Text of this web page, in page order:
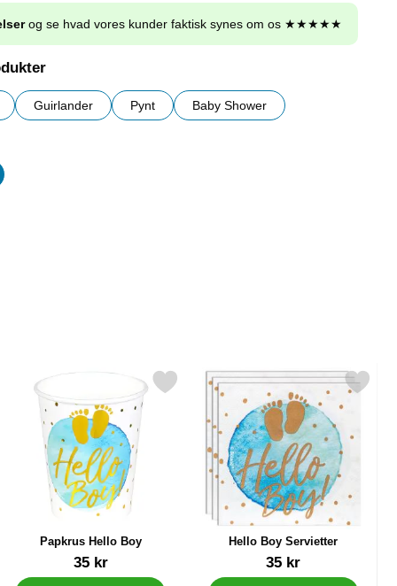
og se hvad vores kunder faktisk synes om os ★★★★★
Guirlander Pynt Baby Shower
som favorit
Papkrus Hello Boy
35 kr
Markér papkrus Hello Boy som favorit
Hello Boy Servietter
35 kr
Markér hello Boy